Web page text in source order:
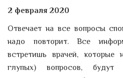
2 февраля 2020
Отвечает на все вопросы
надо повторит. Все
встретишь врачей,
глупых) вопросов,